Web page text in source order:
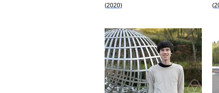
(2020)